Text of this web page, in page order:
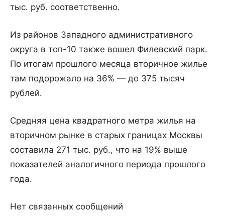
тыс. руб. соответственно.
Из районов Западного административного
округа в топ-10 также вошел Филевский парк.
По итогам прошлого месяца вторичное жилье
там подорожало на 36% — до 375 тысяч
рублей.
Средняя цена квадратного метра жилья на
вторичном рынке в старых границах Москвы
составила 271 тыс. руб., что на 19% выше
показателей аналогичного периода прошлого
года.
Нет связанных сообщений